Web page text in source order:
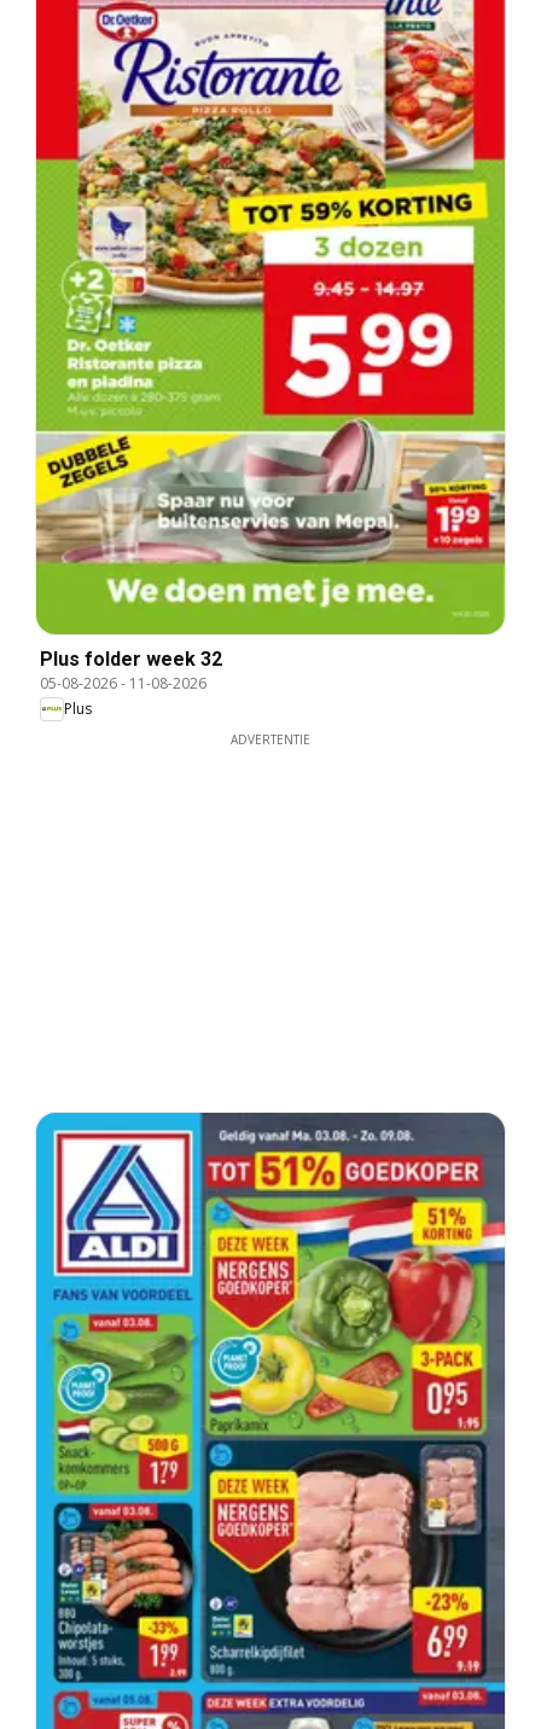
Plus folder week 32
05-08-2026- 11-08-2026
Plus
ADVERTENTIE